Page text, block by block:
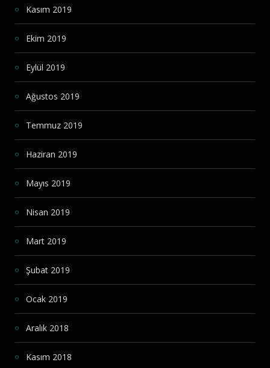
Kasım 2019
Ekim 2019
Eylül 2019
Ağustos 2019
Temmuz 2019
Haziran 2019
Mayıs 2019
Nisan 2019
Mart 2019
Şubat 2019
Ocak 2019
Aralık 2018
Kasım 2018